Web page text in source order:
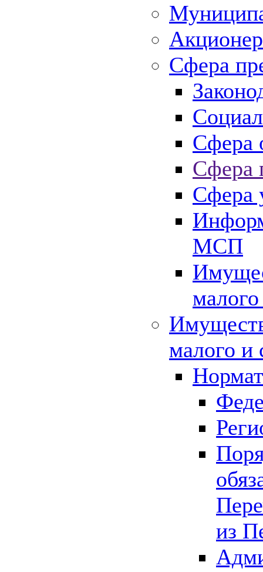
Сфера
Сфера
Сфера
Сфера
МСП
малого и
из